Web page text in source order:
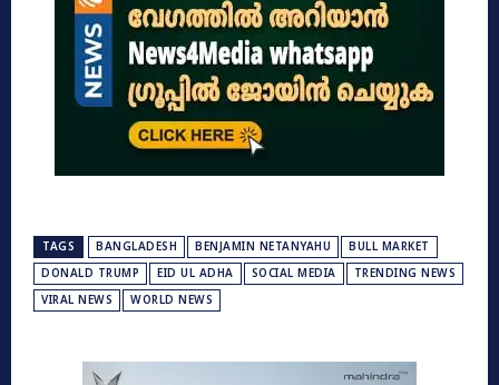
TAGS BANGLADESH BENJAMIN NETANYAHU
BULL MARKET
DONALD TRUMP
EID UL ADHA SOCIAL MEDIA
TRENDING NEWS
VIRAL NEWS
WORLD NEWS